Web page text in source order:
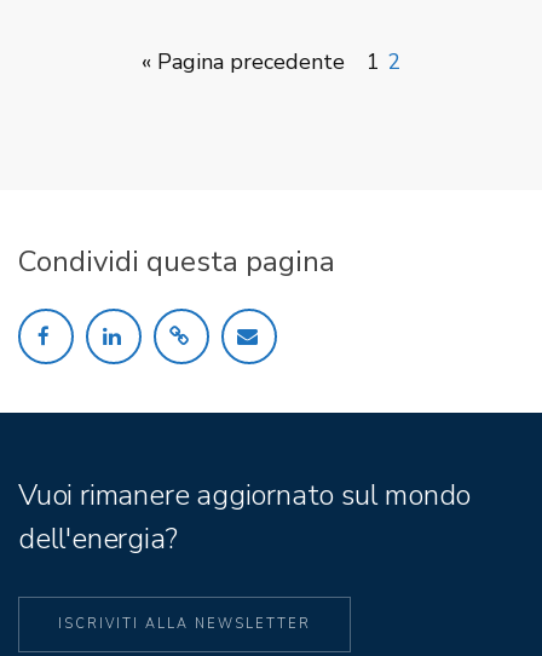
« Pagina precedente 1 2
Condividi questa pagina
Vuoi rimanere aggiornato sul mondo
dell'energia?
ISCRIVITI ALLA NEWSLETTER